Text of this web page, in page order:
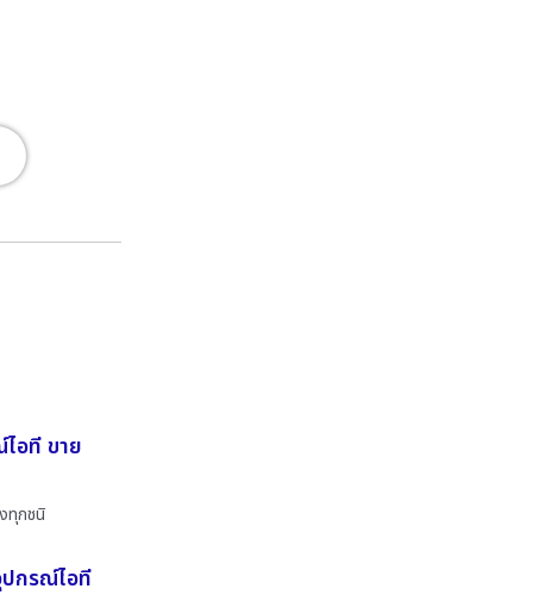
อที ขาย
ทุกชนิ
ปกรณ์ไอที